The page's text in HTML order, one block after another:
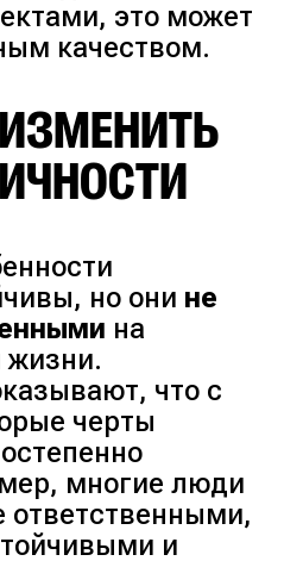
это может
качеством.
но они не
на
жизни.
что с
черты
многие люди
ответственными,
и